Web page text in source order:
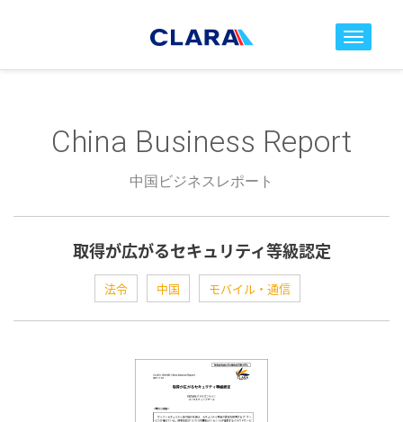
toggle
China Business Report
中国ビジネスレポート
取得が広がるセキュリティ等級認定
法令 中国 モバイル・通信